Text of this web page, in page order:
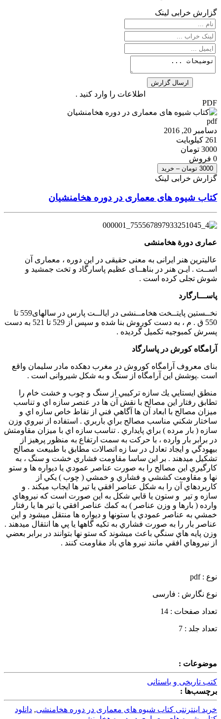
گزارش خرابی لینک
اطلاعات را وارد کنید .
PDF
pdf
دسامبر 20, 2016
261 کیلوبایت
3000 تومان
0 فروش
3000 تومان – خرید
گزارش خرابی لینک
کتاب شیوه های معماری در دوره هخامنشیان
عماری دورة هخامنشی
عالیترین هنر ایرانی به معنی حقیقی در این دوره ، معماری آن
اســت . ایـن هنر در بناهــای عظیم پاسارگاد و تخت جمشید و
شوش تجلی کرده است .
پاســـارگارد
نخــستین پایتــخت هخامــنشی در ایالــت پارس در سالهای559 تا
550 ق . م ، به دست کوروش بنا شده و سپس از 529 تا 521 به دست
پسرش کمبوجیه تکمیل گردیده .
آرامگاه کورش در پاسارگاد
بنای معروف آرامگاه کوروش در مغرب دهکده مادر سلیمان واقع
است .پوشش این آرامگاه از سنگ و به شکل شیروانی است .
منطق ايستايي يك سازه تركيبي از سنگ و چوب و خشت خام را
تطابق رفتار اين مصالح با نقش آن ها در عنصر سازه اي و تناسب
ميزان مصالح با ابعاد آن ها آگاهي فني از نقاط خاص سازه اي و
ساختار شكني مناسب مصالح براي باربري . استفاده از نيروي وزن
سازه ( بار مرده ) براي پايداري . تناسب سازه اي با ميزان مقاومتش
در برابر بار وارده ، با حركت به سمت ارتفاع به منظور پرهيز از
بيهودگي و ايجاد تعادل در سا زه اتصالات مطابق با طبيعت مصالح
تشكيل ميدهند . بر اين ساسا مقاومت فشاري خشت و سنگ ، به
كارگيري اين مصالح را به صورت عناصر عمودي يا ديواره ها و ستو
نها و مقاومت كششي و فشاري و خمشي ( چوب ) يكي از
كاربردهاي آن را به شكل عناصر افقي يا تير ها ايجاب ميكند . و
سازه و تير و ستون يا قابي شكل به اين صورت است كه نيروهاي
وارده ( بارها و وزن عناصر ) به كمك عناصر افقي يا تير ها يا رفتار
خمشي به عناصر عمودي يا ستونها و ديواره ها منتقل ميشود و اين
عناصر بار را به صورت فشاري به تكيه گاهها يا پي ها انتقال ميدهند .
وزن پايه هاي سنگي باعث ميشوند كه ستو نها بتوانند در برابر بعضي
از نيروهاي افقي مانند نيرو هاي باد مقاومت كنند .
نوع : pdf
نوع نگارش : فارسی
تعداد صفحات : 14
تعداد جلد : 7
موضوعات :
کتب تاریخی و باستانی
برچسب‌ها :
خرید اینترنتی کتاب شیوه های معماری در دوره هخامنشی, دانلود